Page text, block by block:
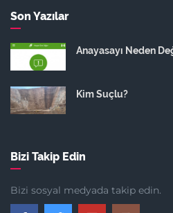
Son Yazılar
Anayasayı Neden
Kim Suçlu?
Bizi Takip Edin
Bizi sosyal medyada takip edin.